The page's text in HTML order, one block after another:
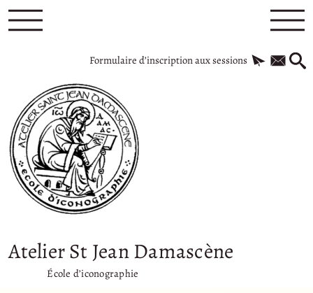
Formulaire d’inscription aux sessions
Atelier St Jean Damascène
École d’iconographie